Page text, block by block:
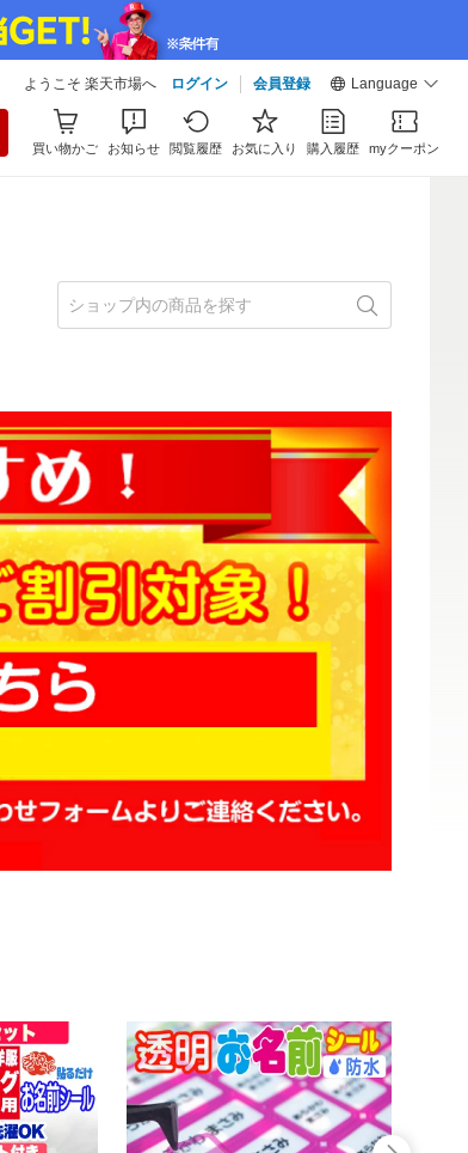
ようこそ 楽天市場へ ログイン 会員登録 Language
買い物かご お知らせ 閲覧履歴 お気に入り 購入履歴 myクーポン